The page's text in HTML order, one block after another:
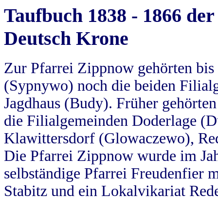
Taufbuch 1838 - 1866
Deutsch Krone
Zur Pfarrei Zippnow gehörten
(Sypnywo) noch die beiden
Jagdhaus (Budy). Früher
die Filialgemeinden Doderlage
Klawittersdorf (Glowaczewo),
Die Pfarrei Zippnow wurde im
selbständige Pfarrei Freudenfier
Stabitz und ein Lokalvikariat